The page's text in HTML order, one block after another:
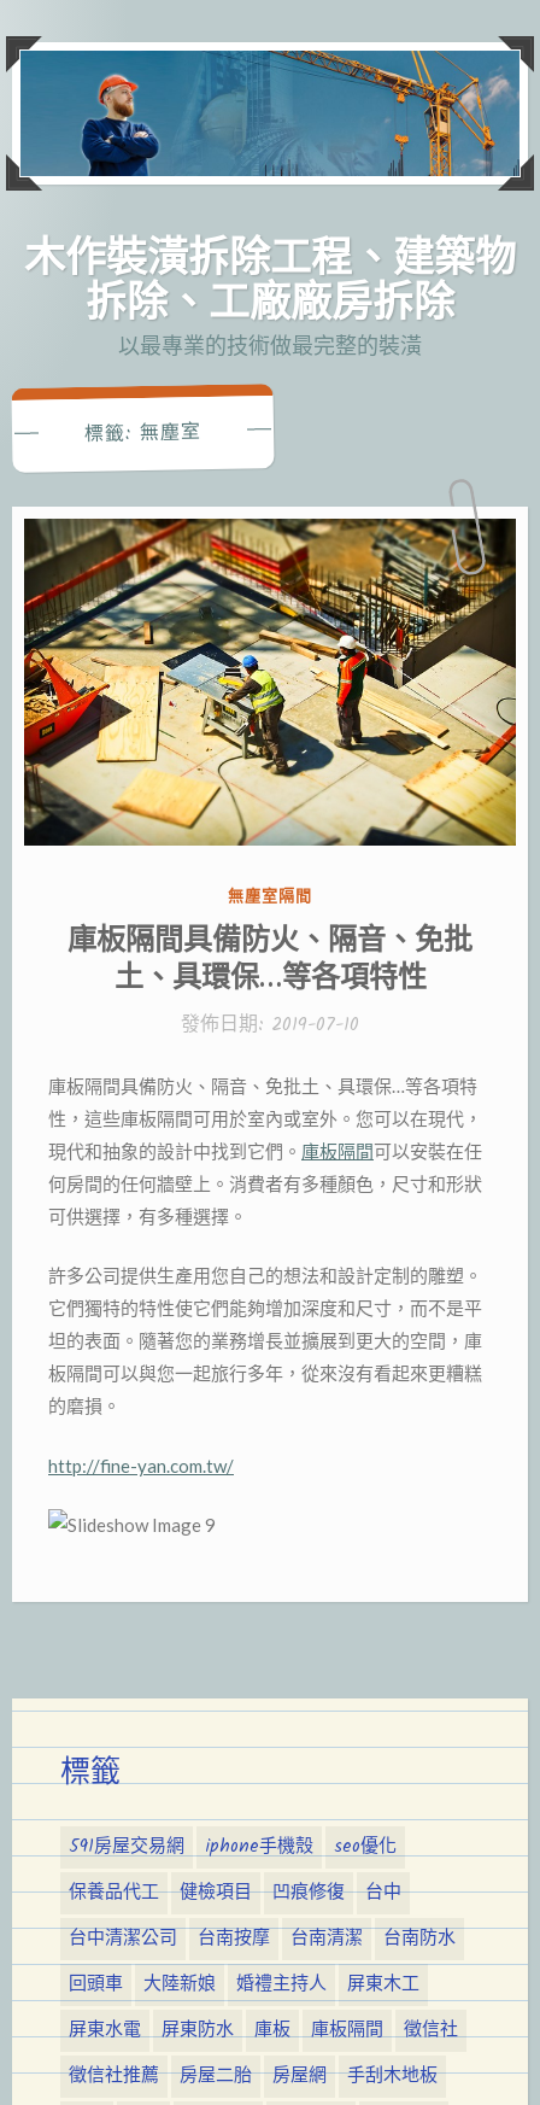
主
木作裝潢拆除工程、建築物
拆除、工廠廠房拆除
以最專業的技術做最完整的裝潢
標籤:無塵室
分
類:
無塵室隔間
庫板隔間具備防火、隔音、免批
土、具環保…等各項特性
發佈日期: 2019-07-10
庫板隔間具備防火、隔音、免批土、具環保…等各項特
性，這些庫板隔間可用於室內或室外。您可以在現代，
現代和抽象的設計中找到它們。 庫板隔間可以安裝在任
何房間的任何牆壁上。消費者有多種顏色，尺寸和形狀
可供選擇，有多種選擇。
許多公司提供生產用您自己的想法和設計定制的雕塑。
它們獨特的特性使它們能夠增加深度和尺寸，而不是平
坦的表面。隨著您的業務增長並擴展到更大的空間，庫
板隔間可以與您一起旅行多年，從來沒有看起來更糟糕
的磨損。
http://fine-yan.com.tw/
標籤
591房屋交易網 iphone手機殼
seo優化
保養品代工
健檢項目 凹痕修復
台中
台中清潔公司
台南按摩 台南清潔
台南防水
回頭車
大陸新娘 婚禮主持人
屏東木工
屏東水電
屏東防水 庫板 庫板隔間
徵信社
徵信社推薦
房屋二胎 房屋網
手刮木地板